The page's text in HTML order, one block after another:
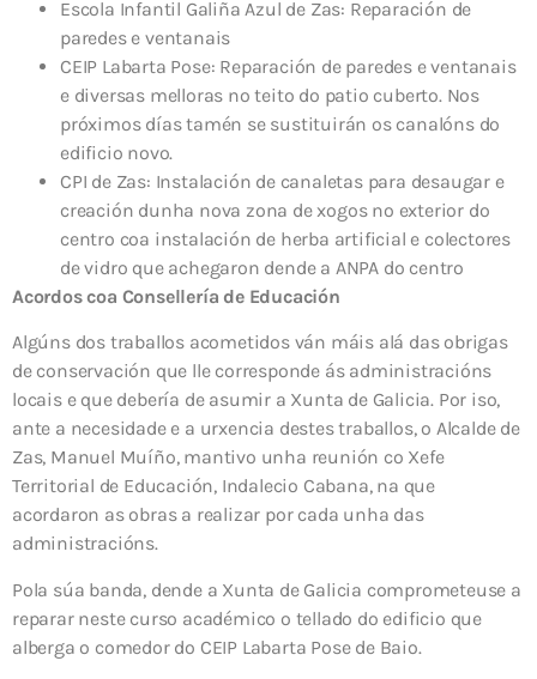
Escola Infantil Galiña Azul de Zas: Reparación de
paredes e ventanais
CEIP Labarta Pose: Reparación de paredes e ventanais
e diversas melloras no teito do patio cuberto. Nos
próximos días tamén se sustituirán os canalóns do
edificio novo.
CPI de Zas: Instalación de canaletas para desaugar e
creación dunha nova zona de xogos no exterior do
centro coa instalación de herba artificial e colectores
de vidro que achegaron dende a ANPA do centro
Acordos coa Consellería de Educación
Algúns dos traballos acometidos ván máis alá das obrigas
de conservación que lle corresponde ás administracións
locais e que debería de asumir a Xunta de Galicia. Por iso,
ante a necesidade e a urxencia destes traballos, o Alcalde de
Zas, Manuel Muíño, mantivo unha reunión co Xefe
Territorial de Educación, Indalecio Cabana, na que
acordaron as obras a realizar por cada unha das
administracións.
Pola súa banda, dende a Xunta de Galicia comprometeuse a
reparar neste curso académico o tellado do edificio que
alberga o comedor do CEIP Labarta Pose de Baio.